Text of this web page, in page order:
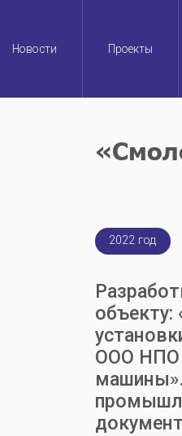
navigation
Новости Проекты
2022 год
объекту:
ООО НПО